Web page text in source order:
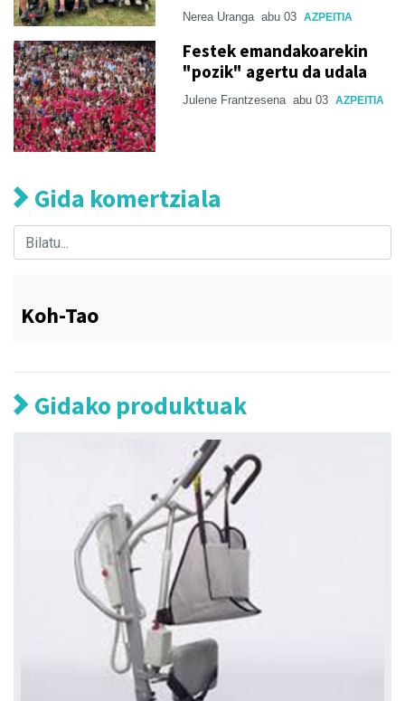
Nerea Uranga abu 03 AZPEITIA
Festek emandakoarekin
"pozik" agertu da udala
Julene Frantzesena abu 03 AZPEITIA
Gida komertziala
Koh-Tao
Gidako produktuak